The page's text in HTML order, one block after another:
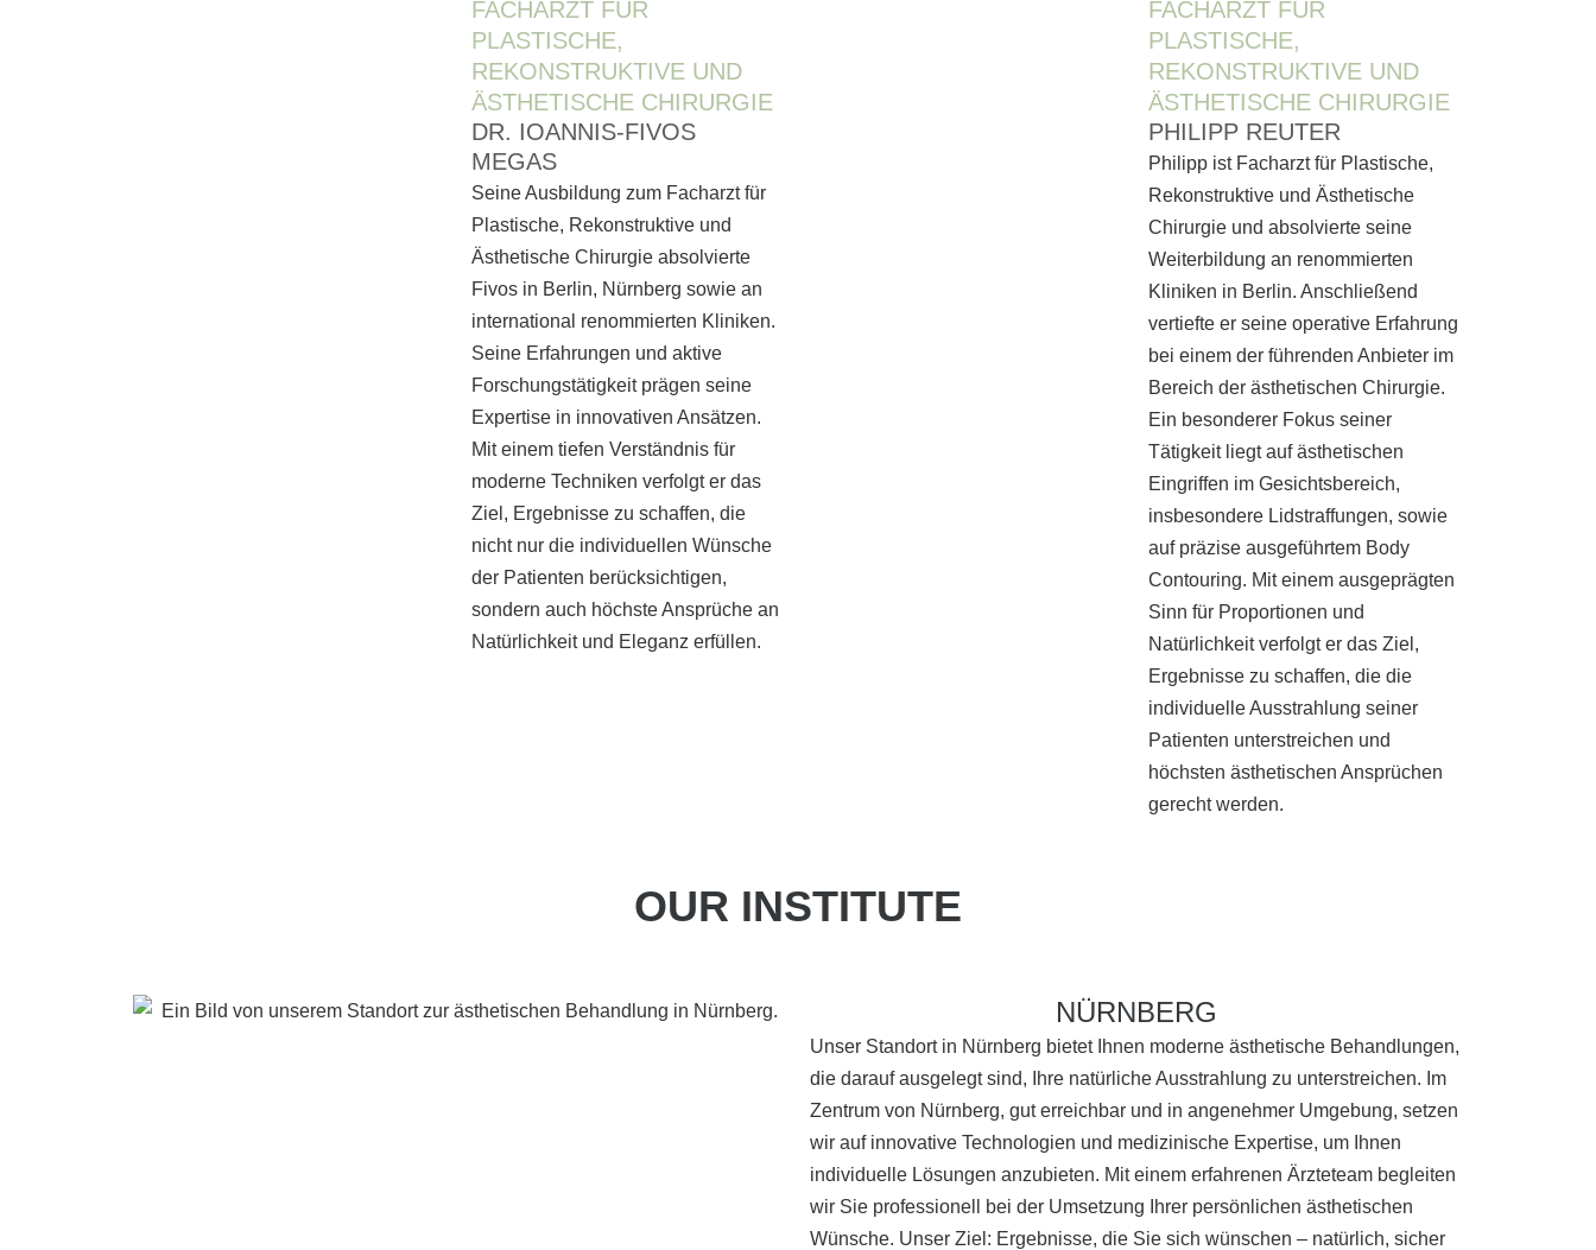
FACHARZT FÜR
PLASTISCHE,
REKONSTRUKTIVE UND
ÄSTHETISCHE CHIRURGIE
DR. IOANNIS-FIVOS
MEGAS
Seine Ausbildung zum Facharzt für
Plastische, Rekonstruktive und
Ästhetische Chirurgie absolvierte
Fivos in Berlin, Nürnberg sowie an
international renommierten Kliniken.
Seine Erfahrungen und aktive
Forschungstätigkeit prägen seine
Expertise in innovativen Ansätzen.
Mit einem tiefen Verständnis für
moderne Techniken verfolgt er das
Ziel, Ergebnisse zu schaffen, die
nicht nur die individuellen Wünsche
der Patienten berücksichtigen,
sondern auch höchste Ansprüche an
Natürlichkeit und Eleganz erfüllen.
FACHARZT FÜR
PLASTISCHE,
REKONSTRUKTIVE UND
ÄSTHETISCHE CHIRURGIE
PHILIPP REUTER
Philipp ist Facharzt für Plastische,
Rekonstruktive und Ästhetische
Chirurgie und absolvierte seine
Weiterbildung an renommierten
Kliniken in Berlin. Anschließend
vertiefte er seine operative Erfahrung
bei einem der führenden Anbieter im
Bereich der ästhetischen Chirurgie.
Ein besonderer Fokus seiner
Tätigkeit liegt auf ästhetischen
Eingriffen im Gesichtsbereich,
insbesondere Lidstraffungen, sowie
auf präzise ausgeführtem Body
Contouring. Mit einem ausgeprägten
Sinn für Proportionen und
Natürlichkeit verfolgt er das Ziel,
Ergebnisse zu schaffen, die die
individuelle Ausstrahlung seiner
Patienten unterstreichen und
höchsten ästhetischen Ansprüchen
gerecht werden.
OUR INSTITUTE
NÜRNBERG
Unser Standort in Nürnberg bietet Ihnen moderne ästhetische Behandlungen,
die darauf ausgelegt sind, Ihre natürliche Ausstrahlung zu unterstreichen. Im
Zentrum von Nürnberg, gut erreichbar und in angenehmer Umgebung, setzen
wir auf innovative Technologien und medizinische Expertise, um Ihnen
individuelle Lösungen anzubieten. Mit einem erfahrenen Ärzteteam begleiten
wir Sie professionell bei der Umsetzung Ihrer persönlichen ästhetischen
Wünsche. Unser Ziel: Ergebnisse, die Sie sich wünschen – natürlich, sicher